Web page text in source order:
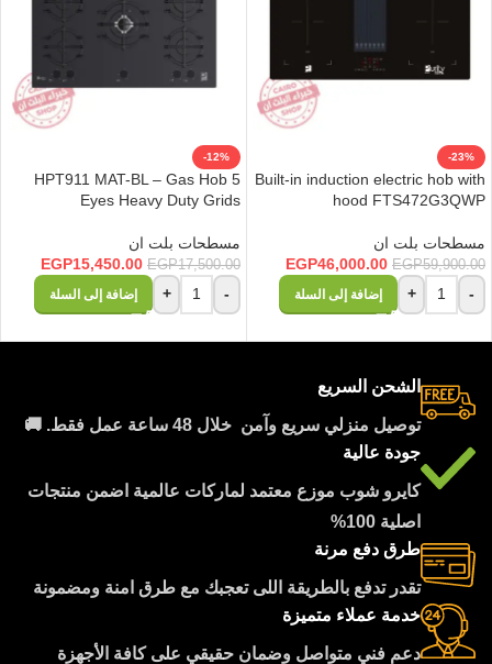
-23%
Built-in induction electric hob with
hood FTS472G3QWP
مسطحات بلت ان
EGP59,900.00
EGP46,000.00
-
+ إضافة إلى السلة
-12%
HPT911 MAT-BL – Gas Hob 5
Eyes Heavy Duty Grids
مسطحات بلت ان
EGP17,500.00
EGP15,450.00
-
+ إضافة إلى السلة
الشحن السريع
توصيل منزلي سريع وآمن خلال 48 ساعة عمل فقط. 🚚
جودة عالية
كايرو شوب موزع معتمد لماركات عالمية اضمن منتجات
اصلية 100%
طرق دفع مرنة
تقدر تدفع بالطريقة اللى تعجبك مع طرق امنة ومضمونة
خدمة عملاء متميزة
دعم فني متواصل وضمان حقيقي على كافة الأجهزة